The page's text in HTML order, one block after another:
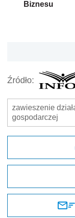
Biznesu
Źródło:
zawieszenie
gospodarczej